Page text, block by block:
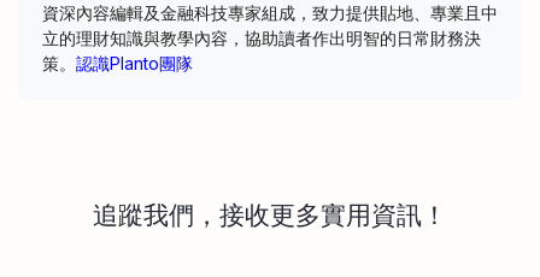
資深內容編輯及金融科技專家組成，致力提供貼地、專業且中
立的理財知識與教學內容，協助讀者作出明智的日常財務決
策。 認識Planto團隊
追蹤我們，接收更多實用資訊！